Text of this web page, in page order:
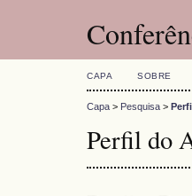
CAPA SOBRE
Capa > Pesquisa >
Perfil do